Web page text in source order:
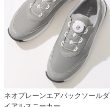
ネオプレーンエアバックソールダ